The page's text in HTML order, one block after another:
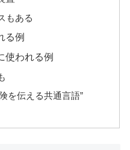
もある
る例
使われる例
を伝える共通言語”